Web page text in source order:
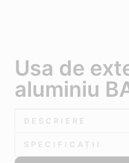
Usa de
aluminiu
DESCRIERE
SPECIFICAȚII